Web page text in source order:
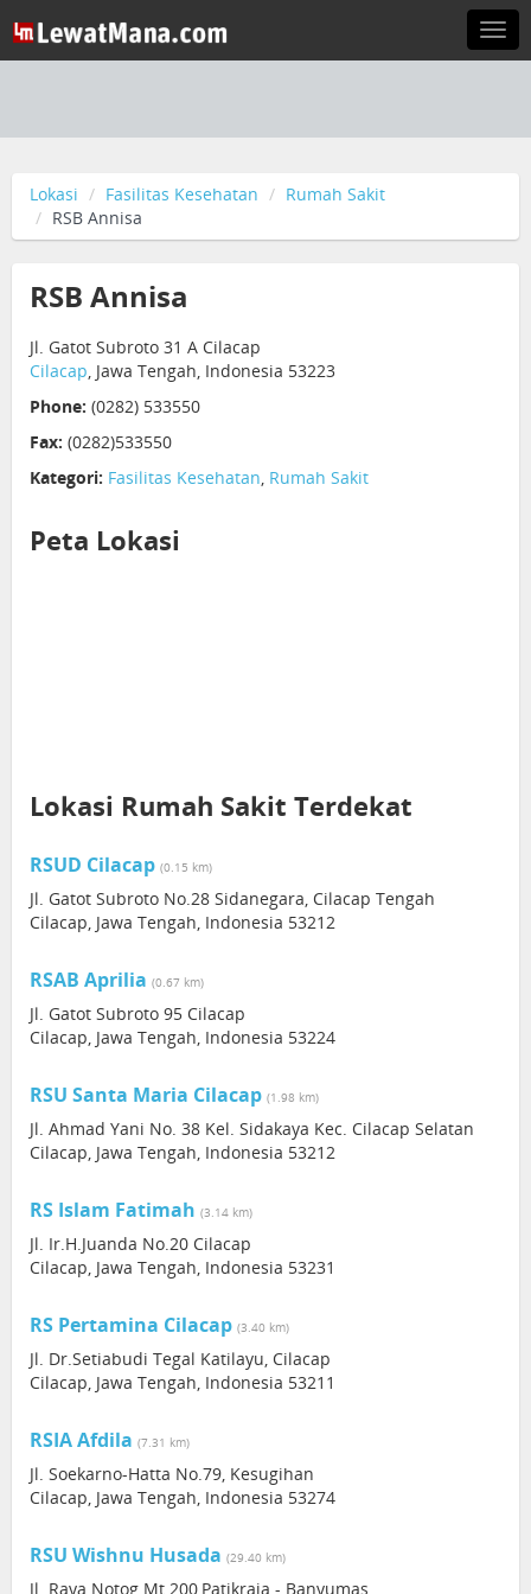
Lokasi Fasilitas Kesehatan
Rumah Sakit
RSB Annisa
RSB Annisa
Jl. Gatot Subroto 31 A Cilacap
Cilacap, Jawa Tengah, Indonesia 53223
Phone: (0282) 533550
Fax: (0282)533550
Kategori: Fasilitas Kesehatan, Rumah Sakit
Peta Lokasi
Lokasi Rumah Sakit Terdekat
RSUD Cilacap (0.15 km)
Jl. Gatot Subroto No.28 Sidanegara, Cilacap Tengah
Cilacap, Jawa Tengah, Indonesia 53212
RSAB Aprilia (0.67 km)
Jl. Gatot Subroto 95 Cilacap
Cilacap, Jawa Tengah, Indonesia 53224
RSU Santa Maria Cilacap (1.98 km)
Jl. Ahmad Yani No. 38 Kel. Sidakaya Kec. Cilacap Selatan
Cilacap, Jawa Tengah, Indonesia 53212
RS Islam Fatimah (3.14 km)
Jl. Ir.H.Juanda No.20 Cilacap
Cilacap, Jawa Tengah, Indonesia 53231
RS Pertamina Cilacap (3.40 km)
Jl. Dr.Setiabudi Tegal Katilayu, Cilacap
Cilacap, Jawa Tengah, Indonesia 53211
RSIA Afdila (7.31 km)
Jl. Soekarno-Hatta No.79, Kesugihan
Cilacap, Jawa Tengah, Indonesia 53274
RSU Wishnu Husada (29.40 km)
Jl. Raya Notog Mt.200,Patikraja - Banyumas